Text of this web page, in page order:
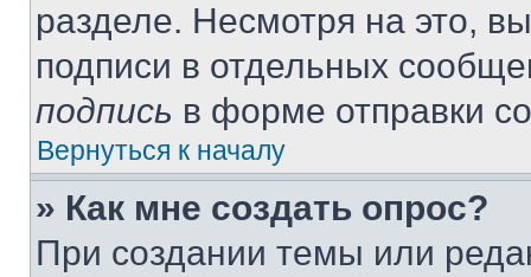
разделе. Несмотря на это,
подписи в отдельных
подпись в форме отправки
Вернуться к началу
» Как мне создать опрос?
При создании темы или